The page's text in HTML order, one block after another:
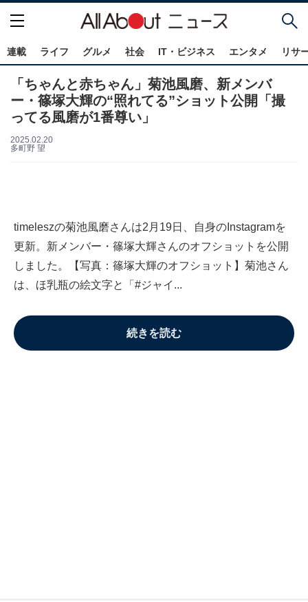
連載 ライフ グルメ 社会 IT・ビジネス エンタメ リサ
「ちゃんと赤ちゃん」菊池風磨、新メンバ
ー・篠塚大輝の“照れてる”ショット公開「撮
ってる風磨が1番尊い」
2025.02.20
多町野 望
timeleszの菊池風磨さんは2月19日、自身のInstagramを
更新。新メンバー・篠塚大輝さんのオフショットを公開
しました。【写真：篠塚大輝のオフショット】菊池さん
は、ほ乳瓶の絵文字と「#ジャイ...
続きを読む